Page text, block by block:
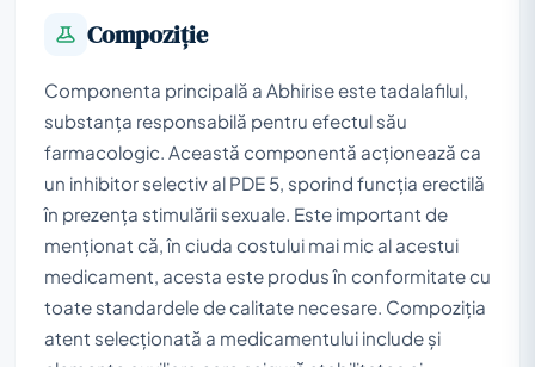
Compoziţie
Componenta principală a Abhirise este tadalafilul,
substanța responsabilă pentru efectul său
farmacologic. Această componentă acționează ca
un inhibitor selectiv al PDE 5, sporind funcția erectilă
în prezența stimulării sexuale. Este important de
menționat că, în ciuda costului mai mic al acestui
medicament, acesta este produs în conformitate cu
toate standardele de calitate necesare. Compoziția
atent selecționată a medicamentului include și